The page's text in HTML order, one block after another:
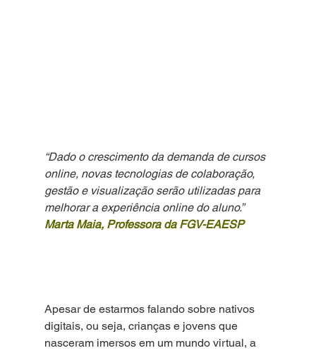
“Dado o crescimento da demanda de cursos
online, novas tecnologias de colaboração,
gestão e visualização serão utilizadas para
melhorar a experiência online do aluno.”
Marta Maia, Professora da FGV-EAESP
Apesar de estarmos falando sobre nativos
digitais, ou seja, crianças e jovens que
nasceram imersos em um mundo virtual, a